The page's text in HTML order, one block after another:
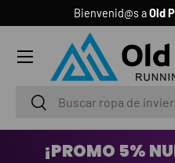
IR AL CONTENIDO
Bienvenid@s aOld
BuscarBuscar
Menú
¡PROMO 5%